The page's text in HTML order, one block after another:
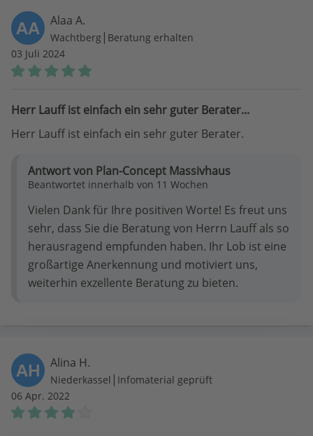
AA Alaa A.
Wachtberg | Beratung erhalten
03 Juli 2024
Herr Lauff ist einfach ein sehr guter Berater...
Herr Lauff ist einfach ein sehr guter Berater.
Antwort von Plan-Concept Massivhaus
Beantwortet innerhalb von 11 Wochen
Vielen Dank für Ihre positiven Worte! Es freut uns
sehr, dass Sie die Beratung von Herrn Lauff als so
herausragend empfunden haben. Ihr Lob ist eine
großartige Anerkennung und motiviert uns,
weiterhin exzellente Beratung zu bieten.
AH Alina H.
Niederkassel | Infomaterial geprüft
06 Apr. 2022